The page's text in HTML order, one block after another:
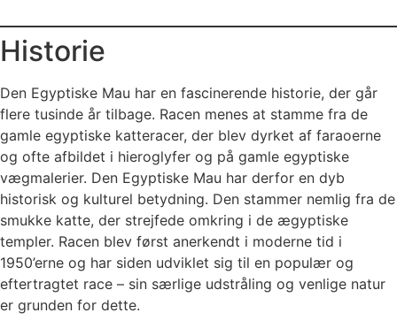
Historie
Den Egyptiske Mau har en fascinerende historie, der går
flere tusinde år tilbage. Racen menes at stamme fra de
gamle egyptiske katteracer, der blev dyrket af faraoerne
og ofte afbildet i hieroglyfer og på gamle egyptiske
vægmalerier. Den Egyptiske Mau har derfor en dyb
historisk og kulturel betydning. Den stammer nemlig fra de
smukke katte, der strejfede omkring i de ægyptiske
templer. Racen blev først anerkendt i moderne tid i
1950’erne og har siden udviklet sig til en populær og
eftertragtet race – sin særlige udstråling og venlige natur
er grunden for dette.